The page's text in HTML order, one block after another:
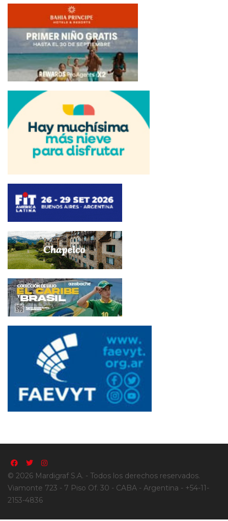
© 2026 Mardigraf S.A. - Todos los derechos reservados.
Viamonte 723 - 7 Piso Of. 30 - CABA - Argentina - +54-11-
2153-4836